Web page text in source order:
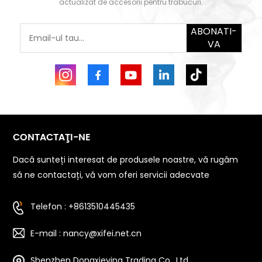
actualizat de accesorii pentru trabucuri.
ABONATI-
VA
CONTACTAŢI-NE
Dacă sunteți interesat de produsele noastre, vă rugăm
să ne contactați, vă vom oferi servicii adecvate
Telefon : +8613510445435
E-mail : nancy@xifei.net.cn